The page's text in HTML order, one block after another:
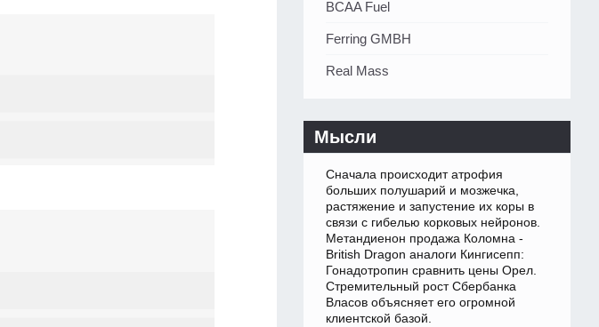
BCAA Fuel
Ferring GMBH
Real Mass
Мысли
Сначала происходит атрофия
больших полушарий и мозжечка,
растяжение и запустение их коры в
связи с гибелью корковых нейронов.
Метандиенон продажа Коломна -
British Dragon аналоги Кингисепп:
Гонадотропин сравнить цены Орел.
Стремительный рост Сбербанка
Власов объясняет его огромной
клиентской базой.